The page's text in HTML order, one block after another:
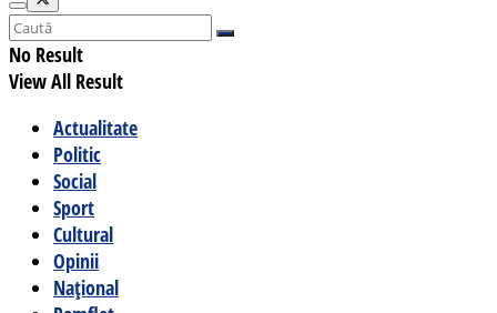
No Result
View All Result
Actualitate
Politic
Social
Sport
Cultural
Opinii
Național